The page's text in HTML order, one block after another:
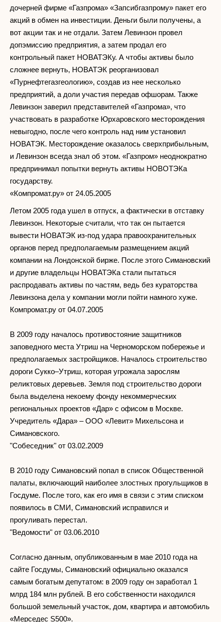
дочерней фирме «Газпрома» «Запсибгазпрому» пакет его
акций в обмен на инвестиции. Деньги были получены, а
вот акции так и не отдали. Затем Левинзон провел
допэмиссию предприятия, а затем продал его
контрольный пакет НОВАТЭКу. А чтобы активы было
сложнее вернуть, НОВАТЭК реорганизовал
«Пурнефтегазгеологию», создав из нее несколько
предприятий, а доли участия передав офшорам. Также
Левинзон заверил представителей «Газпрома», что
участвовать в разработке Юрхаровского месторождения
невыгодно, после чего контроль над ним установил
НОВАТЭК. Месторождение оказалось сверхприбыльным,
и Левинзон всегда знал об этом. «Газпром» неоднократно
предпринимал попытки вернуть активы НОВОТЭКа
государству.
«Компромат.ру» от 24.05.2005
Летом 2005 года ушел в отпуск, а фактически в отставку
Левинзон. Некоторые считали, что так он пытается
вывести НОВАТЭК из-под удара правоохранительных
органов перед предполагаемым размещением акций
компании на Лондонской бирже. После этого Симановский
и другие владельцы НОВАТЭКа стали пытаться
распродавать активы по частям, ведь без кураторства
Левинзона дела у компании могли пойти намного хуже.
Компромат.ру от 04.07.2005
В 2009 году началось противостояние защитников
заповедного места Утриш на Черноморском побережье и
предполагаемых застройщиков. Началось строительство
дороги Сукко–Утриш, которая угрожала зарослям
реликтовых деревьев. Земля под строительство дороги
была выделена некоему фонду некоммерческих
региональных проектов «Дар» с офисом в Москве.
Учредитель «Дара» – ООО «Левит» Михельсона и
Симановского.
"Собеседник" от 03.02.2009
В 2010 году Симановский попал в список Общественной
палаты, включающий наиболее злостных прогульщиков в
Госдуме. После того, как его имя в связи с этим списком
появилось в СМИ, Симановский исправился и
прогуливать перестал.
"Ведомости" от 03.06.2010
Согласно данным, опубликованным в мае 2010 года на
сайте Госдумы, Симановский официально оказался
самым богатым депутатом: в 2009 году он заработал 1
млрд 184 млн рублей. В его собственности находился
большой земельный участок, дом, квартира и автомобиль
«Мерседес S500».